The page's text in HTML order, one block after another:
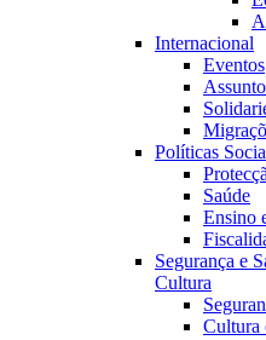
Internacional
Eventos
Políticas
Saúde
Ensino
Segurança e
Cultura
Cultura